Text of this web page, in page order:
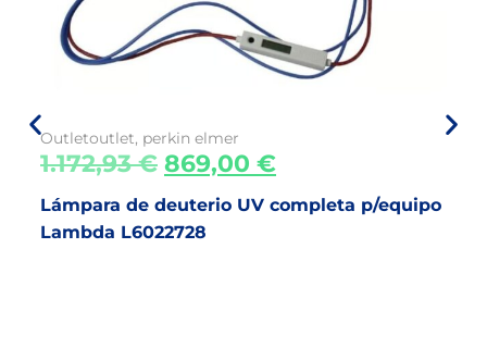
Outletoutlet, perkin elmer
1.172,93€ 869,00 €
Lámpara de deuterio UV completa p/equipo
Lambda L6022728